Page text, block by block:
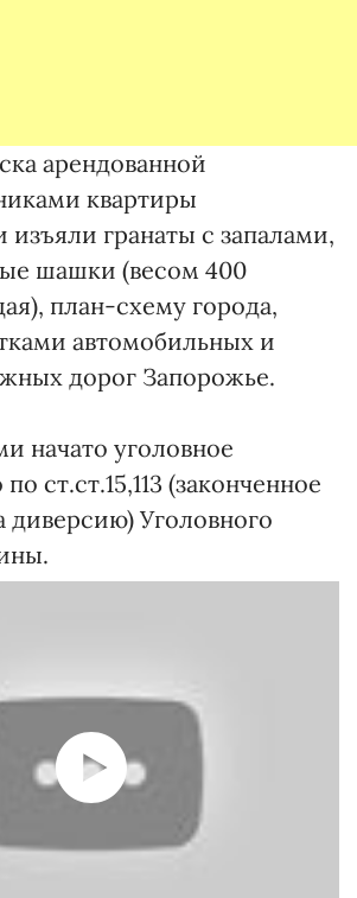
арендованной
квартиры
изъяли гранаты с запалами,
шашки (весом 400
план-схему города,
автомобильных и
дорог Запорожье.
начато уголовное
ст.ст.15,113 (законченное
диверсию) Уголовного